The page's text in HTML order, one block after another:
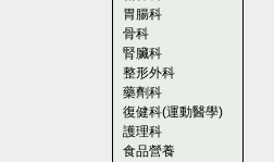
胃腸科
骨科
腎臟科
整形外科
藥劑科
復健科(運動醫學)
護理科
食品營養